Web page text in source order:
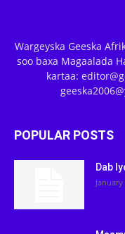
Wargeyska Geeska
soo baxa Magaalada
kartaa:
POPULAR POSTS
Dab